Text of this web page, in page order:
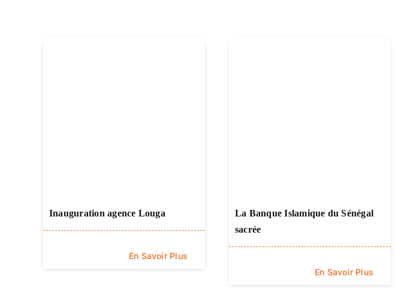
Inauguration agence Louga
En Savoir Plus
La Banque Islamique du Sénégal
sacrée
En Savoir Plus